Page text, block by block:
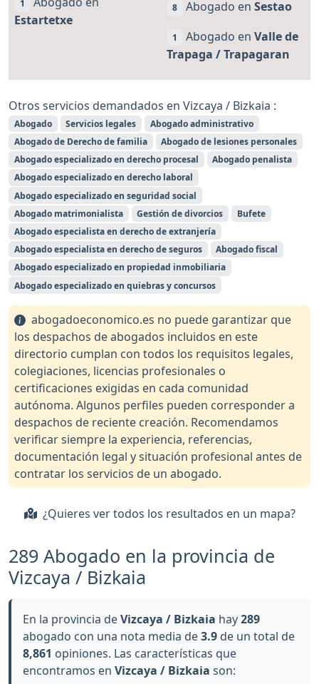
1
Estartetxe
8 Abogado en Sestao
1 Abogado en Valle de
Trapaga / Trapagaran
Otros servicios demandados en Vizcaya / Bizkaia :
Abogado Servicios legales
Abogado administrativo
Abogado de Derecho de familia
Abogado de lesiones personales
Abogado especializado en derecho procesal
Abogado penalista
Abogado especializado en derecho laboral
Abogado especializado en seguridad social
Abogado matrimonialista
Gestión de divorcios
Bufete
Abogado especialista en derecho de extranjería
Abogado especialista en derecho de seguros
Abogado fiscal
Abogado especializado en propiedad inmobiliaria
Abogado especializado en quiebras y concursos
abogadoeconomico.es no puede garantizar que
los despachos de abogados incluidos en este
directorio cumplan con todos los requisitos legales,
colegiaciones, licencias profesionales o
certificaciones exigidas en cada comunidad
autónoma. Algunos perfiles pueden corresponder a
despachos de reciente creación. Recomendamos
verificar siempre la experiencia, referencias,
documentación legal y situación profesional antes de
contratar los servicios de un abogado.
¿Quieres ver todos los resultados en un mapa?
289 Abogado en la provincia de
Vizcaya / Bizkaia
En la provincia deVizcaya / Bizkaia hay289
abogado con una nota media de3.9 de un total de
8,861 opiniones. Las características que
encontramos en Vizcaya / Bizkaia son: